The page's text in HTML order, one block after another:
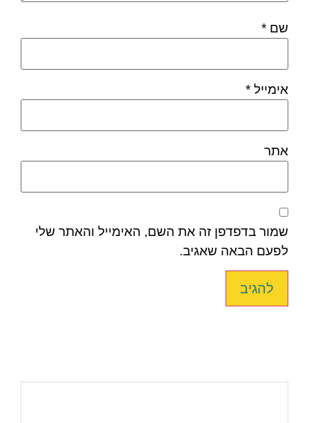
שם *
אימייל *
אתר
שמור בדפדפן זה את השם, האימייל והאתר שלי
לפעם הבאה שאגיב.